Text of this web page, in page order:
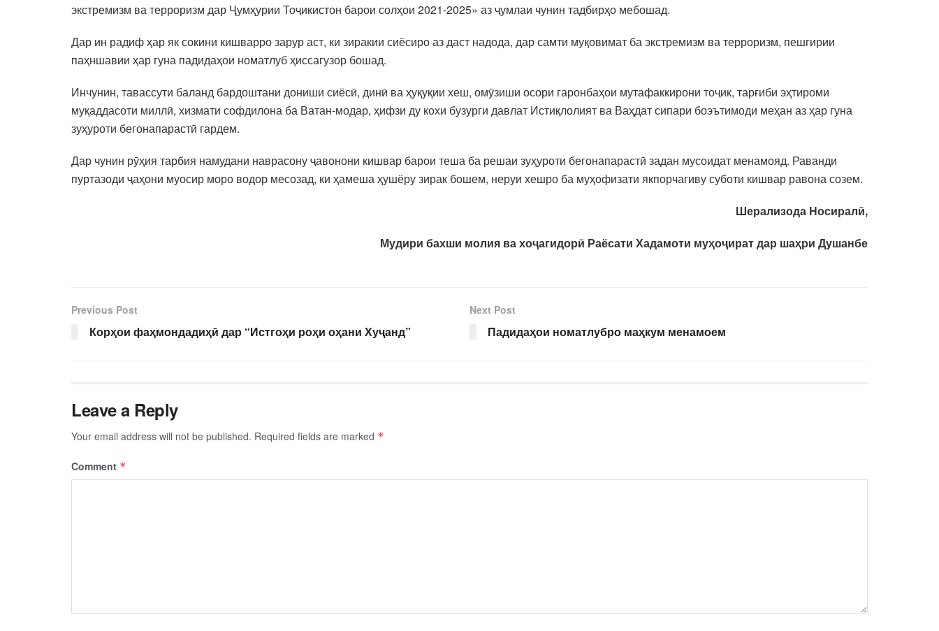
экстремизм ва терроризм дар Ҷумҳурии Тоҷикистон барои солҳои 2021-2025» аз ҷумлаи чунин тадбирҳо мебошад.
Дар ин радиф ҳар як сокини кишварро зарур аст, ки зиракии сиёсиро аз даст надода, дар самти муқовимат ба экстремизм ва терроризм, пешгирии
паҳншавии ҳар гуна падидаҳои номатлуб ҳиссагузор бошад.
Инчунин, тавассути баланд бардоштани дониши сиёсӣ, динӣ ва ҳуқуқии хеш, омӯзиши осори гаронбаҳои мутафаккирони тоҷик, тарғиби эҳтироми
муқаддасоти миллӣ, хизмати софдилона ба Ватан-модар, ҳифзи ду кохи бузурги давлат Истиқлолият ва Ваҳдат сипари боэътимоди меҳан аз ҳар гуна
зуҳуроти бегонапарастӣ гардем.
Дар чунин рӯҳия тарбия намудани наврасону ҷавонони кишвар барои теша ба решаи зуҳуроти бегонапарастӣ задан мусоидат менамояд. Раванди
пуртазоди ҷаҳони муосир моро водор месозад, ки ҳамеша ҳушёру зирак бошем, неруи хешро ба муҳофизати якпорчагиву суботи кишвар равона созем.
Шерализода Носиралӣ,
Мудири бахши молия ва хоҷагидорӣ Раёсати Хадамоти муҳоҷират дар шаҳри Душанбе
Previous Post
Корҳои фаҳмондадиҳӣ дар “Истгоҳи роҳи оҳани Хуҷанд”
Next Post
Падидаҳои номатлубро маҳкум менамоем
Leave a Reply
Your email address will not be published. Required fields are marked *
Comment *